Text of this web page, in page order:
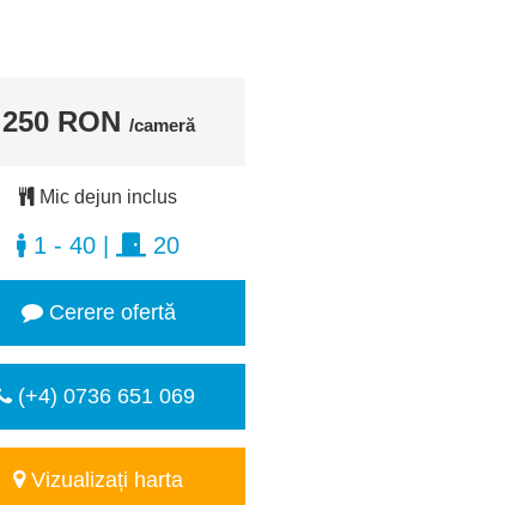
250 RON /cameră
Mic dejun inclus
1 - 40 20
Cerere ofertă
(+4) 0736 651 069
Vizualizați harta